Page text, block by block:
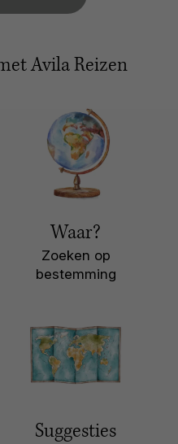
Avila Reizen
Waar?
Zoeken op
bestemming
Suggesties